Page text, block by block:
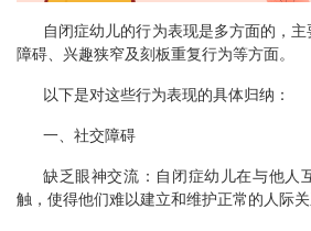
自闭症幼儿的行为表现是多方面的，
障碍、兴趣狭窄及刻板重复行为等方面。
以下是对这些行为表现的具体归纳：
一、社交障碍
缺乏眼神交流：自闭症幼儿在与他人
触，使得他们难以建立和维护正常的人际关